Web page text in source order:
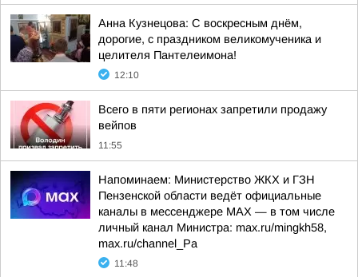
Анна Кузнецова: С воскресным днём,
дорогие, с праздником великомученика и
целителя Пантелеимона!
12:10
Всего в пяти регионах запретили продажу
вейпов
11:55
Напоминаем: Министерство ЖКХ и ГЗН
Пензенской области ведёт официальные
каналы в мессенджере МАХ — в том числе
личный канал Министра: max.ru/mingkh58,
max.ru/channel_Pa
11:48